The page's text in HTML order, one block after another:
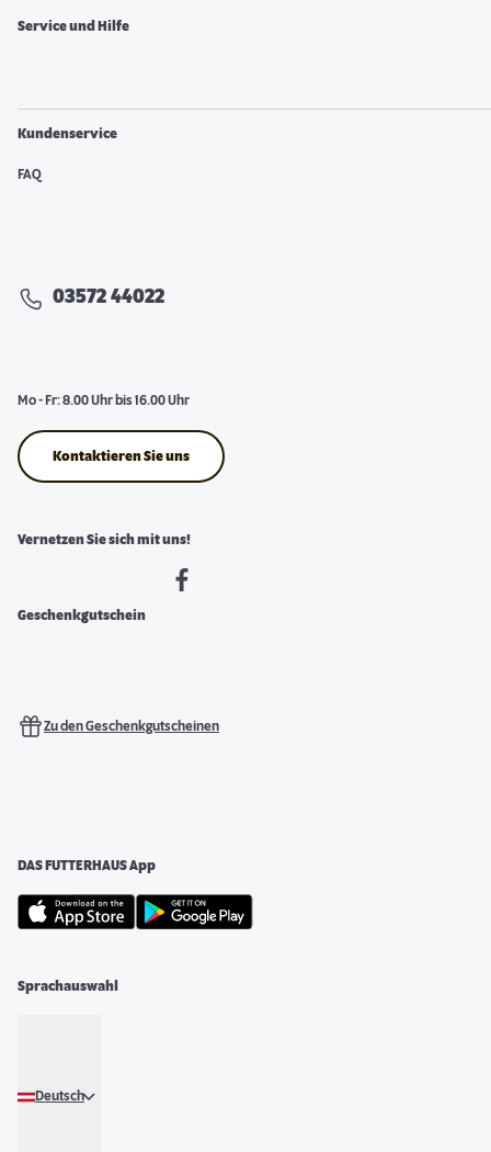
Service und Hilfe
Kundenservice
FAQ
03572 44022
Mo - Fr: 8.00 Uhr bis 16.00 Uhr
Kontaktieren Sie uns
Vernetzen Sie sich mit uns!
Geschenkgutschein
Zu den Geschenkgutscheinen
DAS FUTTERHAUS App
Sprachauswahl
Deutsch